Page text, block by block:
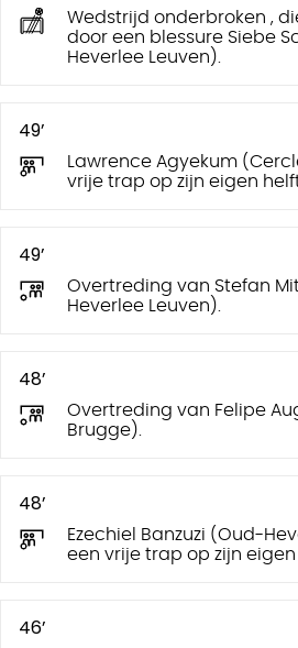
Wedstrijd onderbroken ,
door een blessure Siebe
Heverlee Leuven).
49’
Lawrence Agyekum
vrije trap op zijn eigen
49’
Overtreding van Stefan
Heverlee Leuven).
48’
Overtreding van Felipe
Brugge).
48’
Ezechiel Banzuzi (Oud-
een vrije trap op zijn eigen
46’